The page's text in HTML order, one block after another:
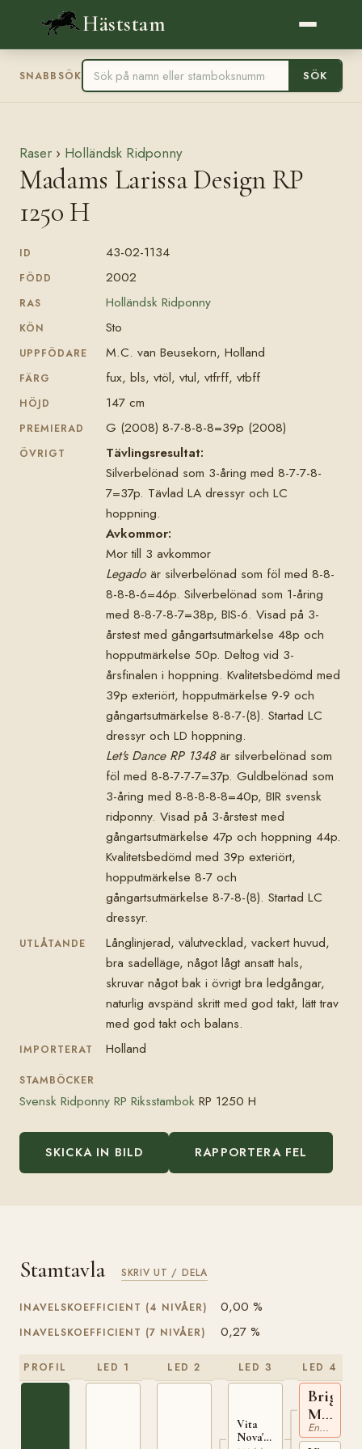
Häststam
SNABBSÖK SÖK
Raser › Holländsk Ridponny
Madams Larissa Design RP
1250 H
ID 43-02-1134
FÖDD 2002
RAS Holländsk Ridponny
KÖN Sto
UPPFÖDARE M.C. van Beusekorn, Holland
FÄRG fux, bls, vtöl, vtul, vtfrff, vtbff
HÖJD 147 cm
PREMIERAD G (2008) 8-7-8-8-8=39p (2008)
ÖVRIGT
Tävlingsresultat:
Silverbelönad som 3-åring med 8-7-7-8-
7=37p. Tävlad LA dressyr och LC
hoppning.
Avkommor:
Mor till 3 avkommor
Legadoär silverbelönad som föl med 8-8-
8-8-8-6=46p. Silverbelönad som 1-åring
med 8-8-7-8-7=38p, BIS-6. Visad på 3-
årstest med gångartsutmärkelse 48p och
hopputmärkelse 50p. Deltog vid 3-
årsfinalen i hoppning. Kvalitetsbedömd med
39p exteriört, hopputmärkelse 9-9 och
gångartsutmärkelse 8-8-7-(8). Startad LC
dressyr och LD hoppning.
Let's Dance RP 1348är silverbelönad som
föl med 8-8-7-7-7=37p. Guldbelönad som
3-åring med 8-8-8-8-8=40p, BIR svensk
ridponny. Visad på 3-årstest med
gångartsutmärkelse 47p och hoppning 44p.
Kvalitetsbedömd med 39p exteriört,
hopputmärkelse 8-7 och
gångartsutmärkelse 8-7-8-(8). Startad LC
dressyr.
UTLÅTANDE
Långlinjerad, välutvecklad, vackert huvud,
bra sadelläge, något lågt ansatt hals,
skruvar något bak i övrigt bra ledgångar,
naturlig avspänd skritt med god takt, lätt trav
med god takt och balans.
IMPORTERAT Holland
STAMBÖCKER
Svensk Ridponny RP Riksstambok RP 1250 H
SKICKA IN BILD RAPPORTERA FEL
Stamtavla SKRIV UT / DELA
INAVELSKOEFFICIENT (4 NIVÅER) 0,00 %
INAVELSKOEFFICIENT (7 NIVÅER) 0,27 %
PROFIL LED 1 LED 2 LED 3
Vita
Nova's
LED 4
Bright
Moon
xxEngelskt Fullblod